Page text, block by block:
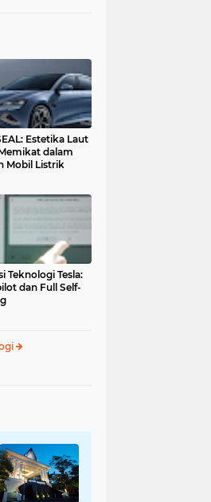
Estetika Laut
dalam
Mobil Listrik
Teknologi Tesla:
dan Full Self-